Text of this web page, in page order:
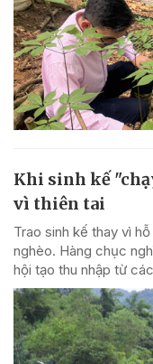
Khi sinh kế
vì thiên tai
Trao sinh kế thay vì
nghèo. Hàng chục
hội tạo thu nhập từ